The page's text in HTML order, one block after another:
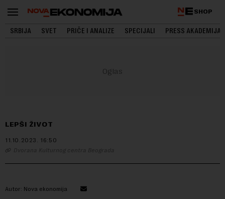
SHOP
SRBIJA SVET PRIČE I ANALIZE SPECIJALI PRESS AKADEMIJA
LEPŠI ŽIVOT
11.10.2023. 16:50
Dvorana Kulturnog centra Beograda
Autor: Nova ekonomija